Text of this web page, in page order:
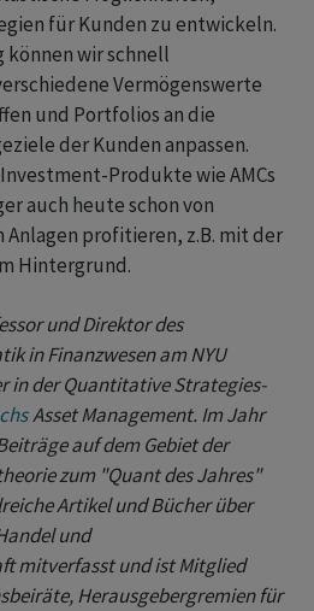
für Kunden zu entwickeln.
wir schnell
Vermögenswerte
und Portfolios an die
der Kunden anpassen.
Produkte wie AMCs
auch heute schon von
profitieren, z.B. mit der
Hintergrund.
und Direktor des
in Finanzwesen am NYU
in der Quantitative Strategies-
Asset Management. Im Jahr
auf dem Gebiet der
zum "Quant des Jahres"
Artikel und Bücher über
und
mitverfasst und ist Mitglied
Herausgebergremien für